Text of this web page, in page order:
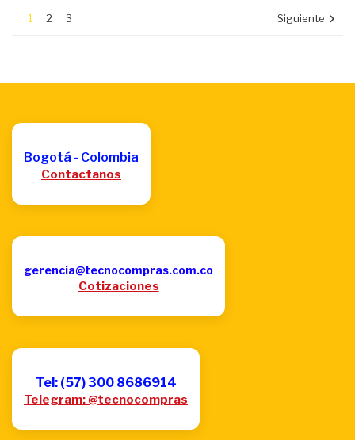
1 2 3 Siguiente 
Bogotá - Colombia
Contactanos
gerencia@tecnocompras.com.co
Cotizaciones
Tel: (57) 300 8686914
Telegram: @tecnocompras